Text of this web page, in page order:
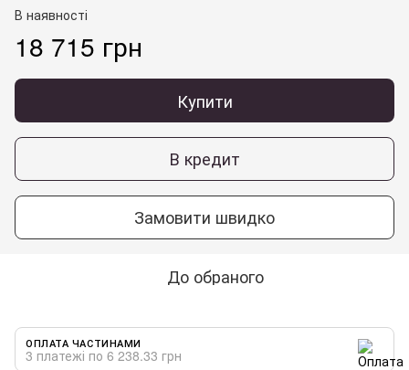
В наявності
18 715 грн
Купити
В кредит
Замовити швидко
До обраного
ОПЛАТА ЧАСТИНАМИ
3 платежі по 6 238.33 грн